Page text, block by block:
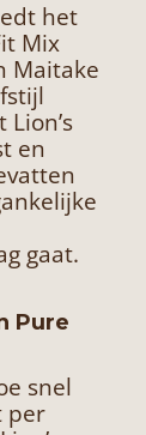
het
Mix
Maitake
en
gaat.
Pure
snel
per